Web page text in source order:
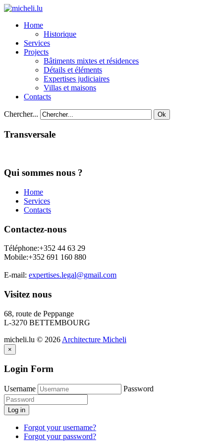
Home
Historique
Services
Projects
Bâtiments mixtes et résidences
Détails et éléments
Expertises judiciaires
Villas et maisons
Contacts
Chercher... Ok
Transversale
Qui sommes nous ?
Home
Services
Contacts
Contactez-nous
Téléphone:+352 44 63 29
Mobile:+352 691 160 880
E-mail: expertises.legal@gmail.com
Visitez nous
68, route de Peppange
L-3270 BETTEMBOURG
micheli.lu © 2026 Architecture Micheli
×
Login Form
Username Password
Log in
Forgot your username?
Forgot your password?